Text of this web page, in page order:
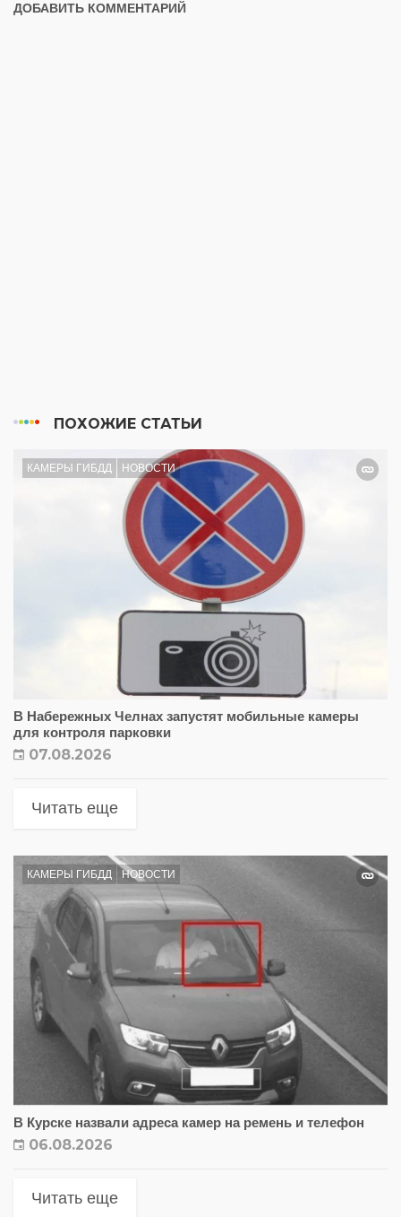
ДОБАВИТЬ КОММЕНТАРИЙ
ПОХОЖИЕ СТАТЬИ
КАМЕРЫ ГИБДД НОВОСТИ
В Набережных Челнах запустят мобильные камеры
для контроля парковки
07.08.2026
Читать еще
КАМЕРЫ ГИБДД НОВОСТИ
В Курске назвали адреса камер на ремень и телефон
06.08.2026
Читать еще